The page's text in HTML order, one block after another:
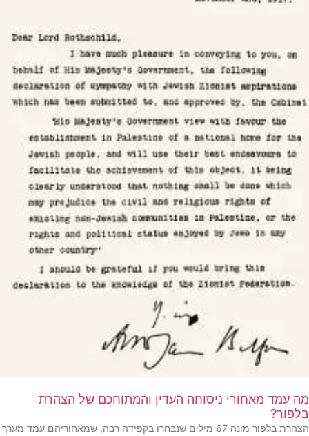
מה עמד מאחורי ניסוחה העדין והמתוחכם של הצהרת
בלפור?
הצהרת בלפור מונה 67 מילים שנבחרו בקפידה רבה, שמאחוריהם עמד מערך